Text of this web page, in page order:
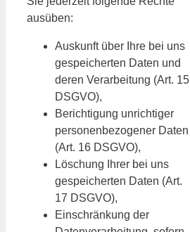
ausüben:
Auskunft über Ihre bei uns
gespeicherten Daten und
deren Verarbeitung (Art. 15
DSGVO),
Berichtigung unrichtiger
personenbezogener Daten
(Art. 16 DSGVO),
Löschung Ihrer bei uns
gespeicherten Daten (Art.
17 DSGVO),
Einschränkung der